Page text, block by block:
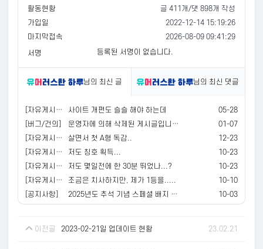
활동현황
글 411개/댓 898개 작성
가입일
2022-12-14 15:19:26
마지막접속
2026-08-09 09:41:29
서명
등록된 서명이 없습니다.
님의 최신 글 님의 최신 댓글
[자유게시판] 사이트 개편도 슬슬 해야 하는데
05-28
[버그/건의]
운영자에 의해 삭제된 게시글입니다.
01-07
[자유게시판]
살면서 첫 A형 독감..
12-23
[자유게시판]
저도 칭호 획득...
10-23
[자유게시판]
저도 몇일전에 한 30분 뛰었나...?
10-23
[자유게시판]
조금은 치사하지만, 제가 1등을.....
10-10
[공지사항]
2025년도 추석 기념 스페셜 배지 및 포인트 / 경험치 지급 안내 10-03
이전글 2023-02-21일 업데이트 현황 23.02.21